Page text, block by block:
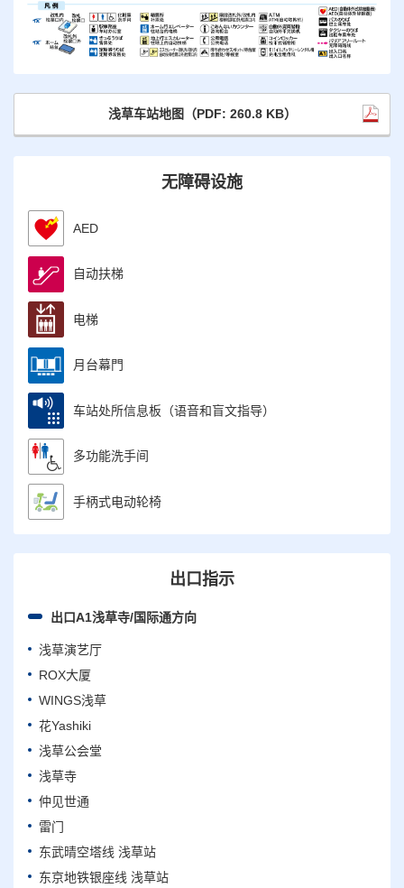
无障碍设施
AED
自动扶梯
电梯
月台幕門
车站处所信息板（语音和盲文指导）
多功能洗手间
手柄式电动轮椅
浅草车站地图（PDF: 260.8 KB）
出口指示
出口A1浅草寺/国际通方向
浅草演艺厅
ROX大厦
WINGS浅草
花Yashiki
浅草公会堂
浅草寺
仲见世通
雷门
东武晴空塔线 浅草站
东京地铁银座线 浅草站